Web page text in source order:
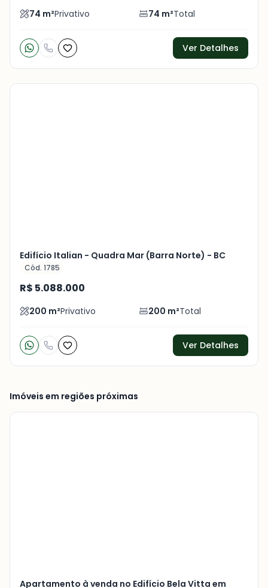
74 m²Privativo 74 m²Total
Ver Detalhes
Edifício Italian - Quadra Mar (Barra Norte) - BC
Cód. 1785
R$ 5.088.000
200 m²Privativo 200 m²Total
Ver Detalhes
Imóveis em regiões próximas
Apartamento à venda no Edifício Bela Vitta em